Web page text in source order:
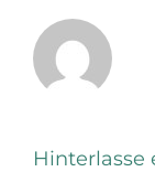
Hinterlasse